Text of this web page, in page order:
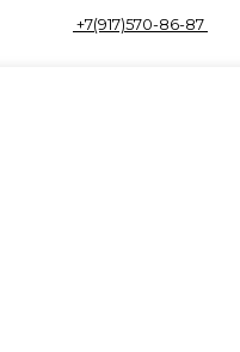
+7(917)570-86-87